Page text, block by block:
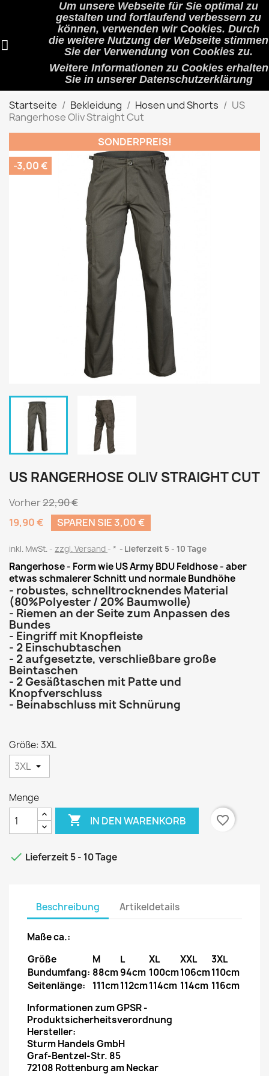
Um unsere Webseite für Sie optimal zu
gestalten und fortlaufend verbessern zu
können, verwenden wir Cookies. Durch
die weitere Nutzung der Webseite stimmen
Sie der Verwendung von Cookies zu.
Weitere Informationen zu Cookies erhalten
Sie in unserer Datenschutzerklärung
shopping_cart (0)

Startseite Bekleidung Hosen und Shorts
US
Rangerhose Oliv Straight Cut
SONDERPREIS!
-3,00 €
US RANGERHOSE OLIV STRAIGHT CUT
Vorher22,90 €
19,90 €
SPAREN SIE 3,00 €
inkl. MwSt. zzgl. Versand * Lieferzeit 5 - 10 Tage
Rangerhose - Form wie US Army BDU Feldhose - aber
etwas schmalerer Schnitt und normale Bundhöhe
- robustes, schnelltrocknendes Material
(80%Polyester / 20% Baumwolle)
- Riemen an der Seite zum Anpassen des
Bundes
- Eingriff mit Knopfleiste
- 2 Einschubtaschen
- 2 aufgesetzte, verschließbare große
Beintaschen
- 2 Gesäßtaschen mit Patte und
Knopfverschluss
- Beinabschluss mit Schnürung
Größe: 3XL
Menge
 IN DEN WARENKORB favorite_border
 Lieferzeit 5 - 10 Tage
Beschreibung Artikeldetails
Maße ca.:
Größe
M L XL XXL
3XL
Bundumfang: 88cm94cm 100cm106cm110cm
Seitenlänge:
111cm112cm114cm 114cm 116cm
Informationen zum GPSR -
Produktsicherheitsverordnung
Hersteller:
Sturm Handels GmbH
Graf-Bentzel-Str. 85
72108 Rottenburg am Neckar